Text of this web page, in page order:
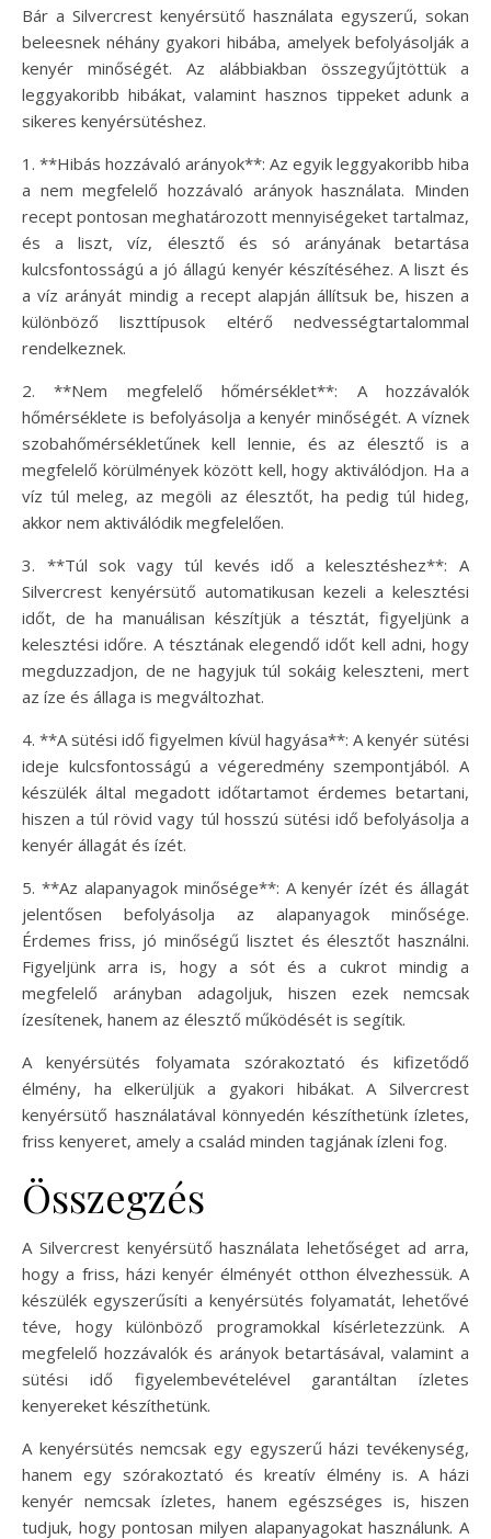
Bár a Silvercrest kenyérsütő használata egyszerű, sokan
beleesnek néhány gyakori hibába, amelyek befolyásolják a
kenyér minőségét. Az alábbiakban összegyűjtöttük a
leggyakoribb hibákat, valamint hasznos tippeket adunk a
sikeres kenyérsütéshez.
1. **Hibás hozzávaló arányok**: Az egyik leggyakoribb hiba
a nem megfelelő hozzávaló arányok használata. Minden
recept pontosan meghatározott mennyiségeket tartalmaz,
és a liszt, víz, élesztő és só arányának betartása
kulcsfontosságú a jó állagú kenyér készítéséhez. A liszt és
a víz arányát mindig a recept alapján állítsuk be, hiszen a
különböző liszttípusok eltérő nedvességtartalommal
rendelkeznek.
2. **Nem megfelelő hőmérséklet**: A hozzávalók
hőmérséklete is befolyásolja a kenyér minőségét. A víznek
szobahőmérsékletűnek kell lennie, és az élesztő is a
megfelelő körülmények között kell, hogy aktiválódjon. Ha a
víz túl meleg, az megöli az élesztőt, ha pedig túl hideg,
akkor nem aktiválódik megfelelően.
3. **Túl sok vagy túl kevés idő a kelesztéshez**: A
Silvercrest kenyérsütő automatikusan kezeli a kelesztési
időt, de ha manuálisan készítjük a tésztát, figyeljünk a
kelesztési időre. A tésztának elegendő időt kell adni, hogy
megduzzadjon, de ne hagyjuk túl sokáig keleszteni, mert
az íze és állaga is megváltozhat.
4. **A sütési idő figyelmen kívül hagyása**: A kenyér sütési
ideje kulcsfontosságú a végeredmény szempontjából. A
készülék által megadott időtartamot érdemes betartani,
hiszen a túl rövid vagy túl hosszú sütési idő befolyásolja a
kenyér állagát és ízét.
5. **Az alapanyagok minősége**: A kenyér ízét és állagát
jelentősen befolyásolja az alapanyagok minősége.
Érdemes friss, jó minőségű lisztet és élesztőt használni.
Figyeljünk arra is, hogy a sót és a cukrot mindig a
megfelelő arányban adagoljuk, hiszen ezek nemcsak
ízesítenek, hanem az élesztő működését is segítik.
A kenyérsütés folyamata szórakoztató és kifizetődő
élmény, ha elkerüljük a gyakori hibákat. A Silvercrest
kenyérsütő használatával könnyedén készíthetünk ízletes,
friss kenyeret, amely a család minden tagjának ízleni fog.
Összegzés
A Silvercrest kenyérsütő használata lehetőséget ad arra,
hogy a friss, házi kenyér élményét otthon élvezhessük. A
készülék egyszerűsíti a kenyérsütés folyamatát, lehetővé
téve, hogy különböző programokkal kísérletezzünk. A
megfelelő hozzávalók és arányok betartásával, valamint a
sütési idő figyelembevételével garantáltan ízletes
kenyereket készíthetünk.
A kenyérsütés nemcsak egy egyszerű házi tevékenység,
hanem egy szórakoztató és kreatív élmény is. A házi
kenyér nemcsak ízletes, hanem egészséges is, hiszen
tudjuk, hogy pontosan milyen alapanyagokat használunk. A